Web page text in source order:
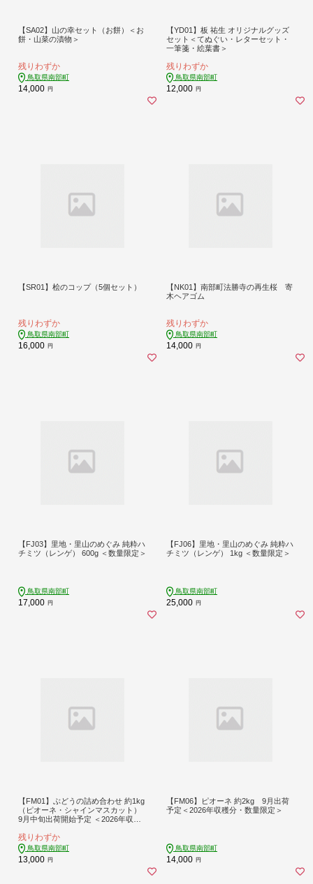
【SA02】山の幸セット（お餅）＜お
餅・山菜の漬物＞
残りわずか
鳥取県南部町
14,000 円
【YD01】板 祐生 オリジナルグッズ
セット＜てぬぐい・レターセット・
一筆箋・絵葉書＞
残りわずか
鳥取県南部町
12,000 円
【SR01】桧のコップ（5個セット）
残りわずか
鳥取県南部町
16,000 円
【NK01】南部町法勝寺の再生桜 寄
木ヘアゴム
残りわずか
鳥取県南部町
14,000 円
【FJ03】里地・里山のめぐみ 純粋ハ
チミツ（レンゲ） 600g ＜数量限定＞
鳥取県南部町
17,000 円
【FJ06】里地・里山のめぐみ 純粋ハ
チミツ（レンゲ） 1kg ＜数量限定＞
鳥取県南部町
25,000 円
【FM01】ぶどうの詰め合わせ 約1kg
（ピオーネ・シャインマスカット）
9月中旬出荷開始予定 ＜2026年収穫
残りわずか
鳥取県南部町
13,000 円
【FM06】ピオーネ 約2kg 9月出荷
予定＜2026年収穫分・数量限定＞
鳥取県南部町
14,000 円